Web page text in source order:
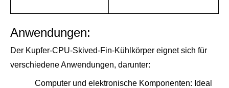
Anwendungen:
Der Kupfer-CPU-Skived-Fin-Kühlkörper eignet sich für
verschiedene Anwendungen, darunter:
Computer und elektronische Komponenten: Ideal